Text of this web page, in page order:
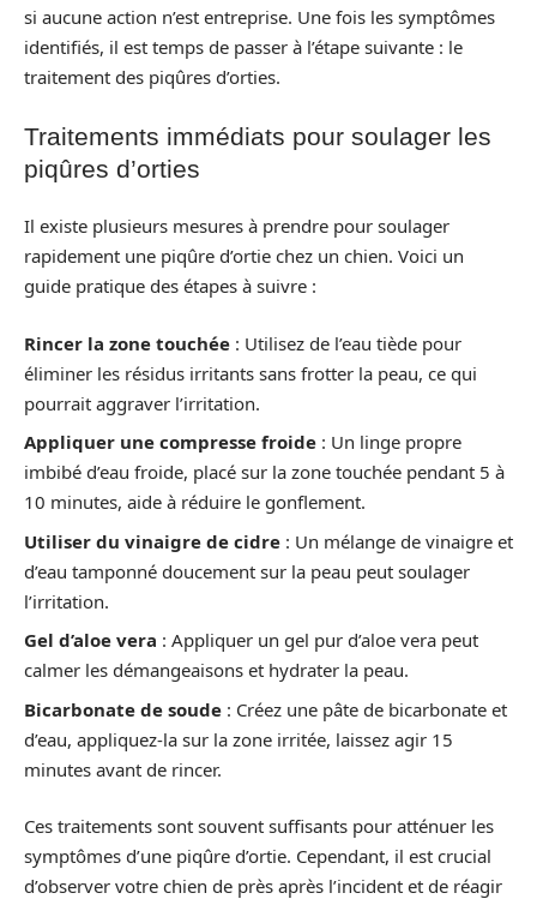
si aucune action n’est entreprise. Une fois les symptômes
identifiés, il est temps de passer à l’étape suivante : le
traitement des piqûres d’orties.
Traitements immédiats pour soulager les
piqûres d’orties
Il existe plusieurs mesures à prendre pour soulager
rapidement une piqûre d’ortie chez un chien. Voici un
guide pratique des étapes à suivre :
Rincer la zone touchée : Utilisez de l’eau tiède pour
éliminer les résidus irritants sans frotter la peau, ce qui
pourrait aggraver l’irritation.
Appliquer une compresse froide : Un linge propre
imbibé d’eau froide, placé sur la zone touchée pendant 5 à
10 minutes, aide à réduire le gonflement.
Utiliser du vinaigre de cidre : Un mélange de vinaigre et
d’eau tamponné doucement sur la peau peut soulager
l’irritation.
Gel d’aloe vera : Appliquer un gel pur d’aloe vera peut
calmer les démangeaisons et hydrater la peau.
Bicarbonate de soude : Créez une pâte de bicarbonate et
d’eau, appliquez-la sur la zone irritée, laissez agir 15
minutes avant de rincer.
Ces traitements sont souvent suffisants pour atténuer les
symptômes d’une piqûre d’ortie. Cependant, il est crucial
d’observer votre chien de près après l’incident et de réagir